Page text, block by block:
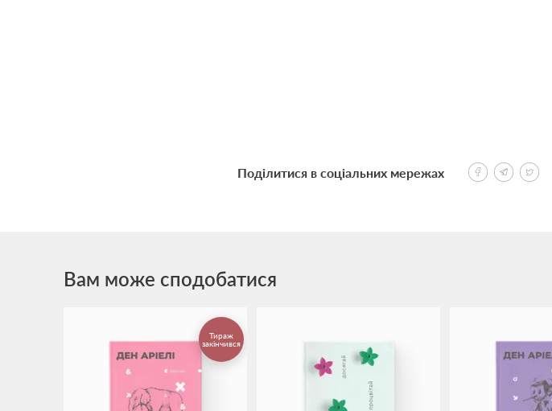
Поділитися в соціальних мережах
Вам може сподобатися
Тираж
закінчився